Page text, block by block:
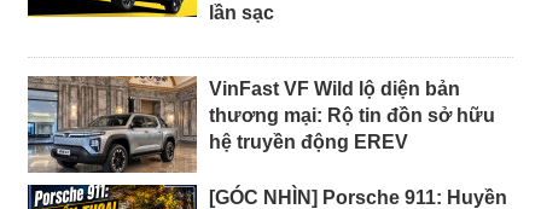
lần sạc
VinFast VF Wild lộ diện bản
thương mại: Rộ tin đồn sở hữu
hệ truyền động EREV
[GÓC NHÌN] Porsche 911: Huyền